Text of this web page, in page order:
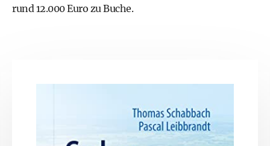
rund 12.000 Euro zu Buche.